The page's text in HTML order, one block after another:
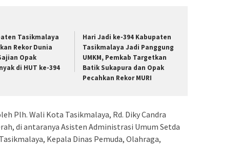
Tasikmalaya
Rekor Dunia
Opak
di HUT ke-394
Hari Jadi ke-394 Kabupaten
Tasikmalaya Jadi Panggung
UMKM, Pemkab Targetkan
Batik Sukapura dan Opak
Pecahkan Rekor MURI
Plh. Wali Kota Tasikmalaya, Rd. Diky Candra
di antaranya Asisten Administrasi Umum Setda
Kepala Dinas Pemuda, Olahraga,